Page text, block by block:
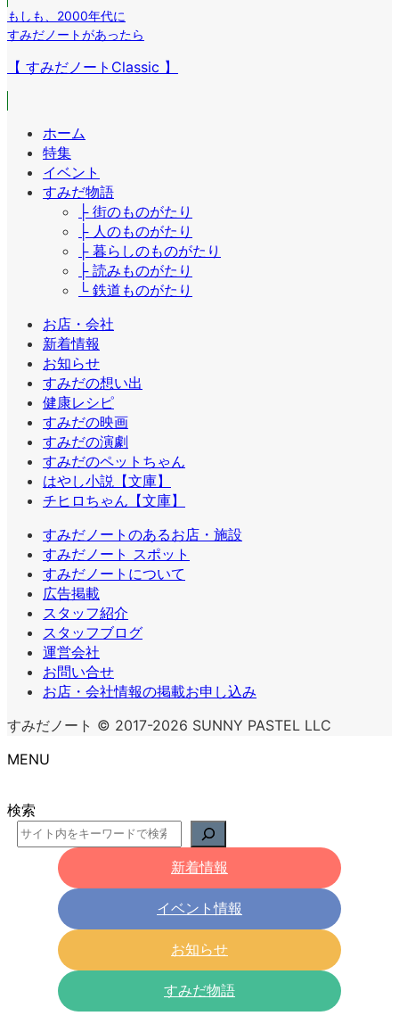
もしも
2000年代に
すみだノートがあったら
【 すみだノートClassic 】
ホーム
特集
イベント
すみだ物語
├ 街のものがたり
├ 人のものがたり
├ 暮らしのものがたり
├ 読みものがたり
└ 鉄道ものがたり
お店・会社
新着情報
お知らせ
すみだの想い出
健康レシピ
すみだの映画
すみだの演劇
すみだのペットちゃん
はやし小説【文庫】
チヒロちゃん【文庫】
すみだノートのあるお店・施設
すみだノート スポット
すみだノートについて
広告掲載
スタッフ紹介
スタッフブログ
運営会社
お問い合せ
お店・会社情報の掲載お申し込み
すみだノート © 2017-2026 SUNNY PASTEL LLC
MENU
検索
新着情報
イベント情報
お知らせ
すみだ物語